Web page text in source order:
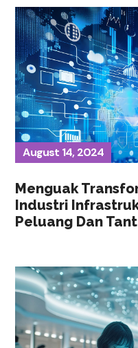
August 14, 2024
Menguak
Industri
Peluang Dan